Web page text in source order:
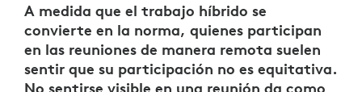
A medida que el trabajo híbrido se
convierte en la norma, quienes participan
en las reuniones de manera remota suelen
sentir que su participación no es equitativa.
No sentirse visible en una reunión da como